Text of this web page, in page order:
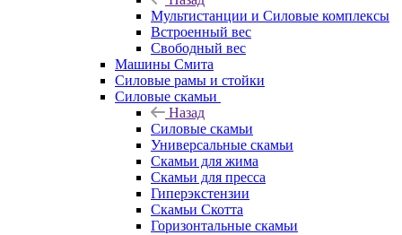
Мультистанции и Силовые комплексы
Встроенный вес
Свободный вес
Машины Смита
Силовые рамы и стойки
Силовые скамьи
Назад
Силовые скамьи
Универсальные скамьи
Скамьи для жима
Скамьи для пресса
Гиперэкстензии
Скамьи Скотта
Горизонтальные скамьи